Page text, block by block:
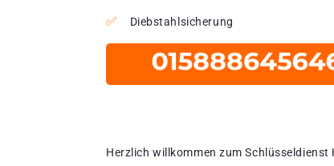
Diebstahlsicherung
Herzlich willkommen zum